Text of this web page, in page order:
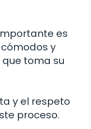
es
y
toma su
y el respeto
proceso.